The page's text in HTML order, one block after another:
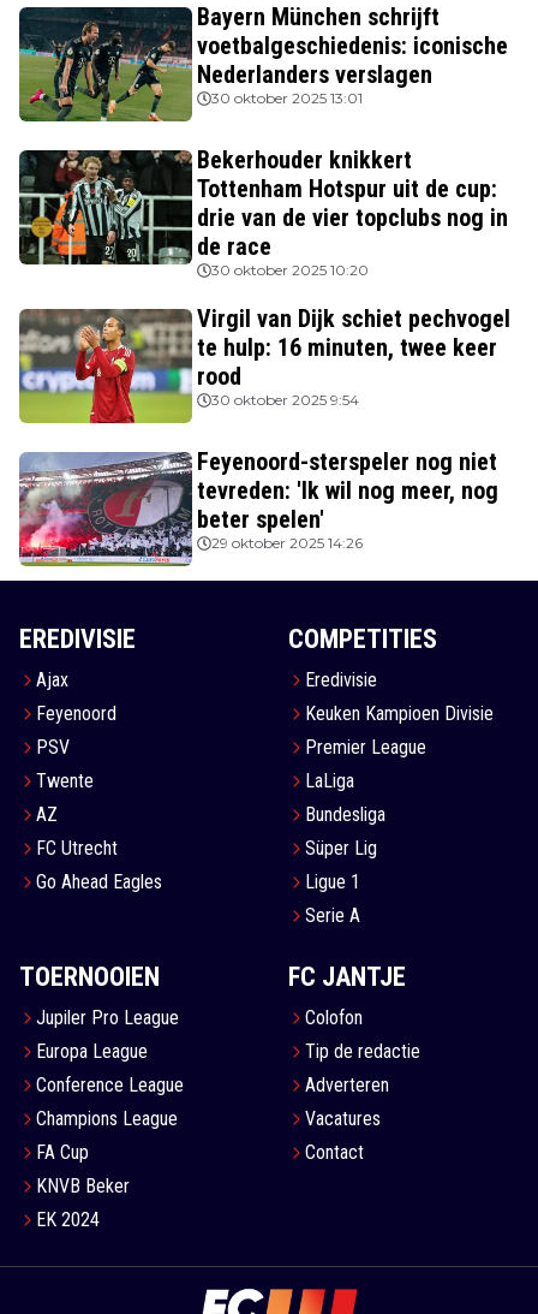
Bayern München schrijft
voetbalgeschiedenis: iconische
Nederlanders verslagen
30 oktober 2025 13:01
Bekerhouder knikkert
Tottenham Hotspur uit de cup:
drie van de vier topclubs nog in
de race
30 oktober 2025 10:20
Virgil van Dijk schiet pechvogel
te hulp: 16 minuten, twee keer
rood
30 oktober 2025 9:54
Feyenoord-sterspeler nog niet
tevreden: 'Ik wil nog meer, nog
beter spelen'
29 oktober 2025 14:26
EREDIVISIE
Ajax
Feyenoord
PSV
Twente
AZ
FC Utrecht
Go Ahead Eagles
COMPETITIES
Eredivisie
Keuken Kampioen Divisie
Premier League
LaLiga
Bundesliga
Süper Lig
Ligue 1
Serie A
TOERNOOIEN
Jupiler Pro League
Europa League
Conference League
Champions League
FA Cup
KNVB Beker
EK 2024
FC JANTJE
Colofon
Tip de redactie
Adverteren
Vacatures
Contact